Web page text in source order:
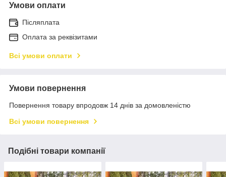
Умови оплати
Післяплата
Оплата за реквізитами
Всі умови оплати
Умови повернення
Повернення товару впродовж 14 днів за домовленістю
Всі умови повернення
Подібні товари компанії